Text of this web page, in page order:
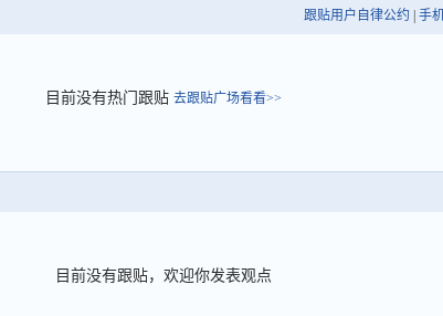
跟贴用户自律公约 手
目前没有热门跟贴 去跟贴广场看看>>
目前没有跟贴，欢迎你发表观点